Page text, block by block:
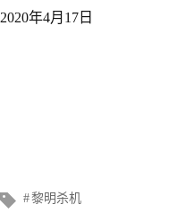
2020年4月17日
文黎明杀机